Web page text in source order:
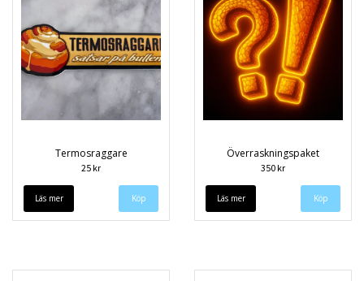
Termosraggare
25 kr
Läs mer
Överraskningspaket
350 kr
Läs mer